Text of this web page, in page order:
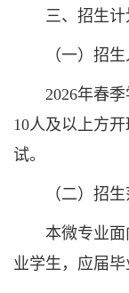
三、招生计
（一）招生
2026年春季
10人及以上方
试。
（二）招生
本微专业面
业学生，应届毕